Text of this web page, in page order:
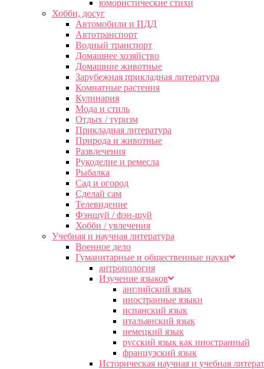
юмористические стихи
Хобби, досуг
Автомобили и ПДД
Автотранспорт
Водный транспорт
Домашнее хозяйство
Домашние животные
Зарубежная прикладная литература
Комнатные растения
Кулинария
Мода и стиль
Отдых / туризм
Прикладная литература
Природа и животные
Развлечения
Рукоделие и ремесла
Рыбалка
Сад и огород
Сделай сам
Телевидение
Фэншуй / фэн-шуй
Хобби / увлечения
Учебная и научная литература
Военное дело
Гуманитарные и общественные науки
антропология
Изучение языков
английский язык
иностранные языки
испанский язык
итальянский язык
немецкий язык
русский язык как иностранный
французский язык
Историческая научная и учебная